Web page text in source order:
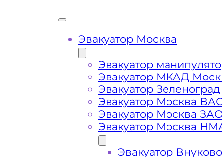
Буксировка автомобиля из
Эвакуатор Москва
Эвакуатор
Эвакуатор МКАД
Эвакуатор Зеленоград
Эвакуатор Москва
Эвакуатор Москва
Эвакуатор Москва
Эвакуатор Внуково